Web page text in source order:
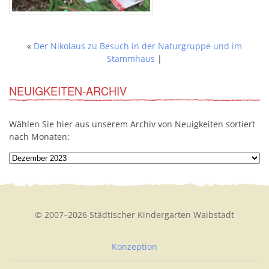
« Der Nikolaus zu Besuch in der Naturgruppe und im
Stammhaus |
NEUIGKEITEN-ARCHIV
Wählen Sie hier aus unserem Archiv von Neuigkeiten sortiert
nach Monaten:
© 2007–2026 Städtischer Kindergarten Waibstadt
Konzeption